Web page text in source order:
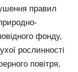
правил
фонду,
рослинності
повітря,